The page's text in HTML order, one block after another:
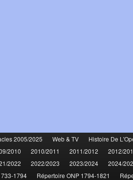
2005/2025 Web & TV Histoire De
2010 2010/2011 2011/2012 2012/
2022 2022/2023 2023/2024 2024/
1794
Répertoire ONP 1794-1821